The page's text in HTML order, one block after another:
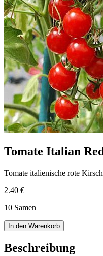
Tomate Italian
Tomate italienische rote
2.40 €
10 Samen
In den Warenkorb
Beschreibung